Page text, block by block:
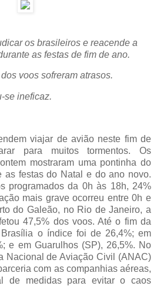
os brasileiros e reacende a
as festas de fim de ano.
voos sofreram atrasos.
se ineficaz.
viajar de avião neste fim de
para muitos tormentos. Os
mostraram uma pontinha do
as festas do Natal e do ano novo.
programados da 0h às 18h, 24%
mais grave ocorreu entre 0h e
do Galeão, no Rio de Janeiro, a
47,5% dos voos. Até o fim da
o índice foi de 26,4%; em
e em Guarulhos (SP), 26,5%. No
Nacional de Aviação Civil (ANAC)
com as companhias aéreas,
de medidas para evitar o caos